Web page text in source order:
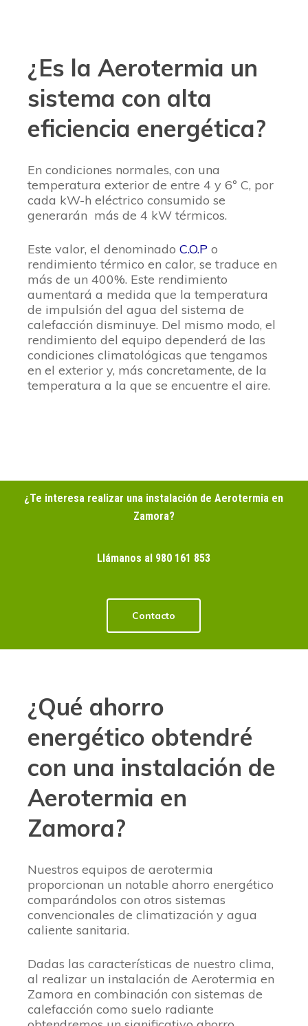
¿Es la Aerotermia un
sistema con alta
eficiencia energética?
En condiciones normales, con una
temperatura exterior de entre 4 y 6º C, por
cada kW-h eléctrico consumido se
generarán más de 4 kW térmicos.
Este valor, el denominadoC.O.P o
rendimiento térmico en calor, se traduce en
más de un 400%. Este rendimiento
aumentará a medida que la temperatura
de impulsión del agua del sistema de
calefacción disminuye. Del mismo modo, el
rendimiento del equipo dependerá de las
condiciones climatológicas que tengamos
en el exterior y, más concretamente, de la
temperatura a la que se encuentre el aire.
¿Te interesa realizar una instalación de Aerotermia en
Zamora?
Llámanos al 980 161 853
Contacto
¿Qué ahorro
energético obtendré
con una instalación de
Aerotermia en
Zamora?
Nuestros equipos de aerotermia
proporcionan un notable ahorro energético
comparándolos con otros sistemas
convencionales de climatización y agua
caliente sanitaria.
Dadas las características de nuestro clima,
al realizar un instalación de Aerotermia en
Zamora en combinación con sistemas de
calefacción como suelo radiante